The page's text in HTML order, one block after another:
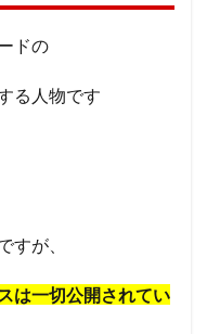
ドの
る人物です
すが、
は一切公開されてい